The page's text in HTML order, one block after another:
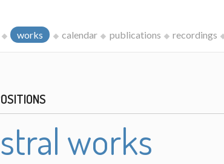
works calendar publications recordings
works